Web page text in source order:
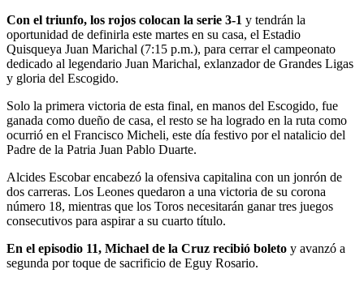
Con el triunfo, los rojos colocan la serie 3-1 y tendrán la
oportunidad de definirla este martes en su casa, el Estadio
Quisqueya Juan Marichal (7:15 p.m.), para cerrar el campeonato
dedicado al legendario Juan Marichal, exlanzador de Grandes Ligas
y gloria del Escogido.
Solo la primera victoria de esta final, en manos del Escogido, fue
ganada como dueño de casa, el resto se ha logrado en la ruta como
ocurrió en el Francisco Micheli, este día festivo por el natalicio del
Padre de la Patria Juan Pablo Duarte.
Alcides Escobar encabezó la ofensiva capitalina con un jonrón de
dos carreras. Los Leones quedaron a una victoria de su corona
número 18, mientras que los Toros necesitarán ganar tres juegos
consecutivos para aspirar a su cuarto título.
En el episodio 11, Michael de la Cruz recibió boleto y avanzó a
segunda por toque de sacrificio de Eguy Rosario.